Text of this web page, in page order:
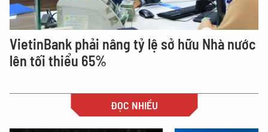
VietinBank phải nâng tỷ lệ sở hữu Nhà nước
lên tối thiểu 65%
ĐỌC NHIỀU